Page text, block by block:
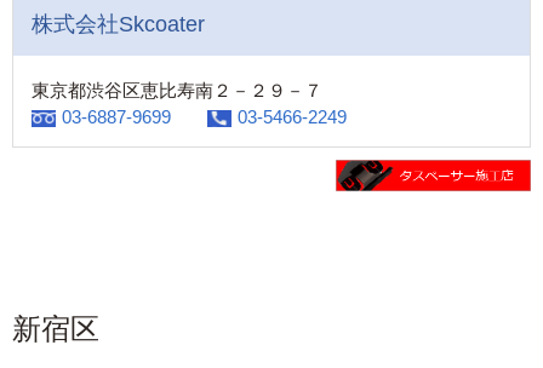
株式会社Skcoater
東京都渋谷区恵比寿南２－２９－７
03-6887-9699
03-5466-2249
新宿区